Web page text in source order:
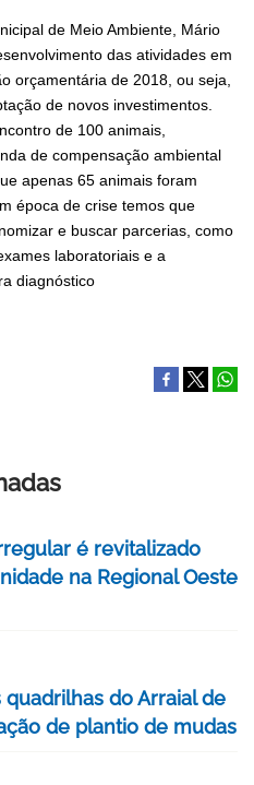
de Meio Ambiente, Mário
das atividades em
orçamentária de 2018, ou seja,
de novos investimentos.
de 100 animais,
de compensação ambiental
apenas 65 animais foram
época de crise temos que
e buscar parcerias, como
laboratoriais e a
diagnóstico
é revitalizado
na Regional Oeste
do Arraial de
de plantio de mudas